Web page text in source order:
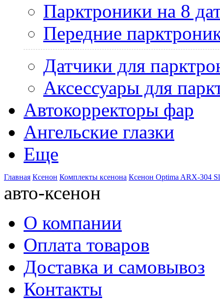
Парктроники на 8
Передние
Датчики для
Аксессуары для
Автокорректоры фар
Ангельские глазки
Еще
Главная Ксенон Комплекты ксенона Ксенон Optima ARX-304
авто-ксенон
О компании
Оплата товаров
Доставка и самовывоз
Контакты